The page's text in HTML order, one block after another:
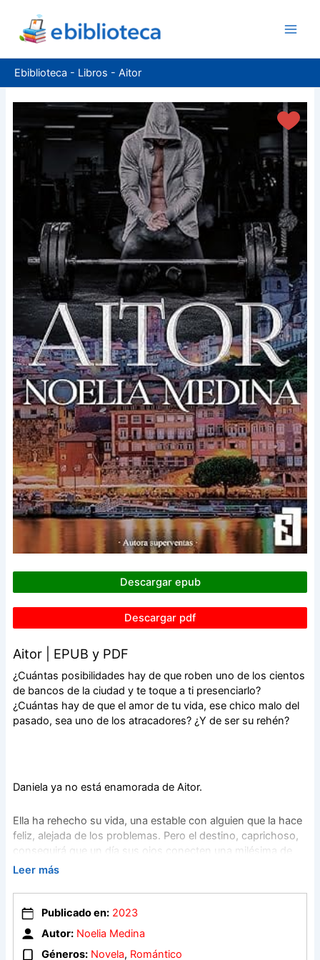
contenido
Ebiblioteca - Libros - Aitor
Descargar epub
Descargar pdf
Aitor | EPUB y PDF
¿Cuántas posibilidades hay de que roben uno de los cientos
de bancos de la ciudad y te toque a ti presenciarlo?
¿Cuántas hay de que el amor de tu vida, ese chico malo del
pasado, sea uno de los atracadores? ¿Y de ser su rehén?
Daniela ya no está enamorada de Aitor.
Ella ha rehecho su vida, una estable con alguien que la hace
feliz, alejada de los problemas. Pero el destino, caprichoso,
conseguirá que un día sus ojos conecten una milésima de
segundo, y pondrá patas arriba su perfecta vida.
descubra quién es el verdadero Aitor. Porque el chico malo y
enigmático ha crecido. Aitor es un superviviente callejero
que aprendió estudiando el libro de la vida.
Leer más
Publicado en: 2023
Autor: Noelia Medina
Géneros: Novela, Romántico